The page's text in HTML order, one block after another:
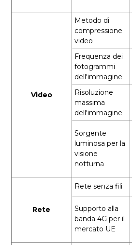
Video
Metodo di
compressione
video
Frequenza dei
fotogrammi
dell'immagine
Risoluzione
massima
dell'immagine
Sorgente
luminosa per la
visione
notturna
Rete
Rete senza fili
Supporto alla
banda 4G per il
mercato UE